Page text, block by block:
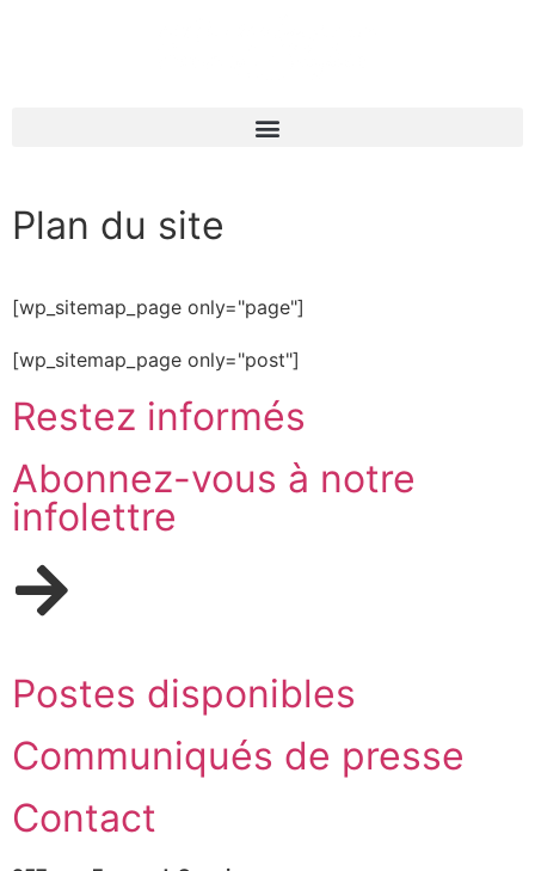
Plan du site
[wp_sitemap_page only="page"]
[wp_sitemap_page only="post"]
Restez informés
Abonnez-vous à notre
infolettre
Postes disponibles
Communiqués de presse
Contact